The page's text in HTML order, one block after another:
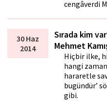
cengâverdi
30 Haz
2014
Sırada kim
Mehmet
Hiçbir ilke,
hangi
hararetle
bugündür’
gibi.